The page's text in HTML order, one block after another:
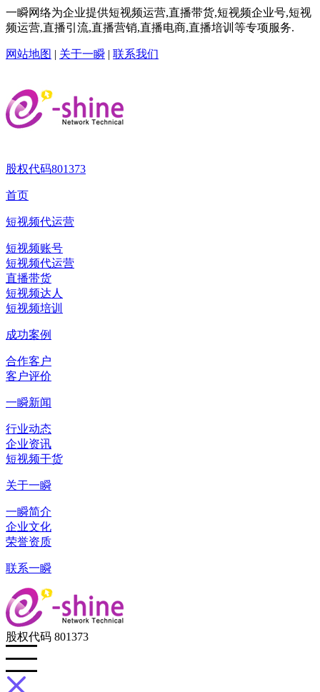
一瞬网络为企业提供短视频运营,直播带货,短视频企业号,短视
频运营,直播引流,直播营销,直播电商,直播培训等专项服务.
网站地图 | 关于一瞬 | 联系我们
股权代码801373
首页
短视频代运营
短视频账号
短视频代运营
直播带货
短视频达人
短视频培训
成功案例
合作客户
客户评价
一瞬新闻
行业动态
企业资讯
短视频干货
关于一瞬
一瞬简介
企业文化
荣誉资质
联系一瞬
股权代码 801373